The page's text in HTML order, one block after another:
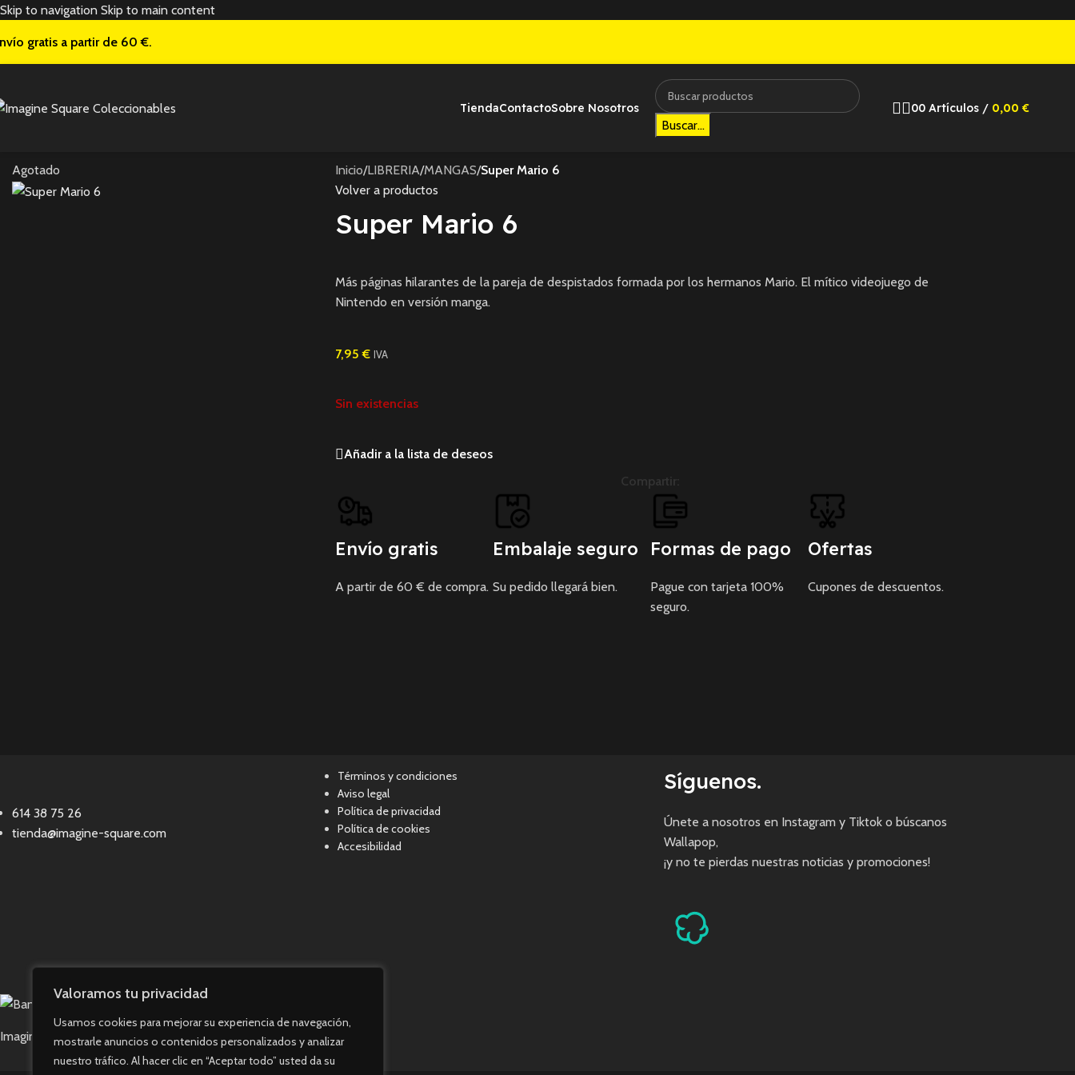
Valoramos tu privacidad
Usamos cookies para mejorar su experiencia de navegación,
mostrarle anuncios o contenidos personalizados y analizar
nuestro tráfico. Al hacer clic en “Aceptar todo” usted da su
Skip to navigation Skip to main content
gratis a partir de 60 €.
TiendaContactoSobre Nosotros
Buscar...
00 Artículos / 0,00 €
Agotado Inicio/LIBRERIA/MANGAS/Super Mario 6
Volver a productos
Super Mario 6
Más páginas hilarantes de la pareja de despistados formada por los hermanos Mario. El mítico videojuego de
Nintendo en versión manga.
7,95€ IVA
Sin existencias
Añadir a la lista de deseos
Compartir:
Envío gratis
A partir de 60 € de compra.
Embalaje seguro
Su pedido llegará bien.
Formas de pago
Pague con tarjeta 100%
seguro.
Ofertas
Cupones de descuentos.
614 38 75 26
tienda@imagine-square.com
Términos y condiciones
Aviso legal
Política de privacidad
Política de cookies
Accesibilidad
Síguenos.
Únete a nosotros en Instagram y Tiktok o búscanos
Wallapop,
¡y no te pierdas nuestras noticias y promociones!
Imagine Square © 2023. Todos los derechos reservados.